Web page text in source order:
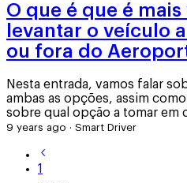
O que é que é
levantar o veículo
ou fora do
Nesta entrada, vamos falar
ambas as opções, assim
sobre qual opção a tomar em
9 years ago · Smart Driver
1